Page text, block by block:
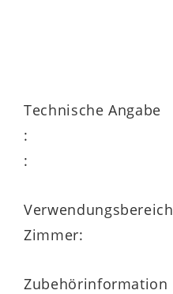
Technische Angabe
:
:
Verwendungsbereich
Zimmer:
Zubehörinformation